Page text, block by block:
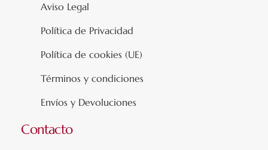
Aviso Legal
Política de Privacidad
Política de cookies (UE)
Términos y condiciones
Envíos y Devoluciones
Contacto